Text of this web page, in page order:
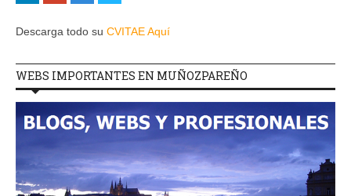
Descarga todo su CVITAE Aquí
WEBS IMPORTANTES EN MUÑOZPAREÑO